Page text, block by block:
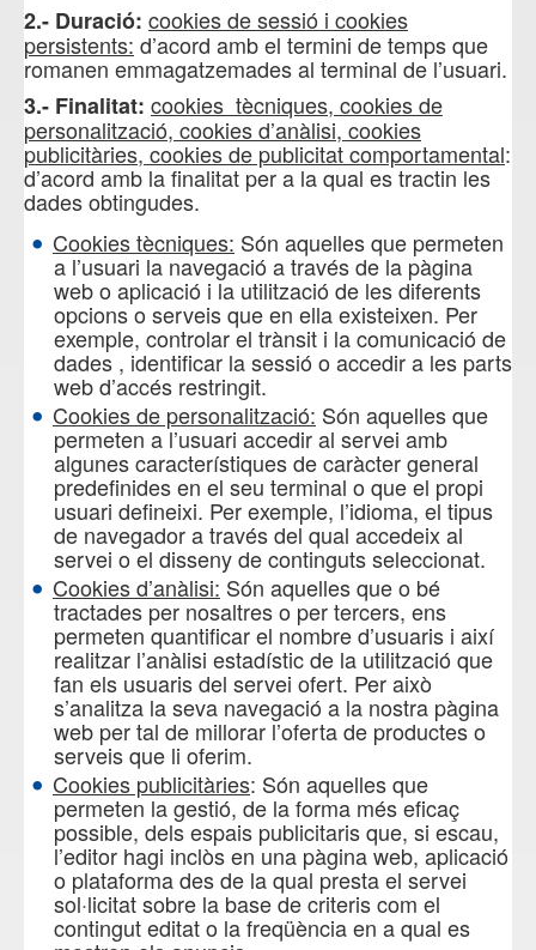
2.- Duració: cookies de sessió i cookies
persistents: d’acord amb el termini de temps que
romanen emmagatzemades al terminal de l’usuari.
3.- Finalitat: cookies tècniques, cookies de
personalització, cookies d’anàlisi, cookies
publicitàries, cookies de publicitat comportamental:
d’acord amb la finalitat per a la qual es tractin les
dades obtingudes.
Cookies tècniques: Són aquelles que permeten
a l’usuari la navegació a través de la pàgina
web o aplicació i la utilització de les diferents
opcions o serveis que en ella existeixen. Per
exemple, controlar el trànsit i la comunicació de
dades , identificar la sessió o accedir a les parts
web d’accés restringit.
Cookies de personalització: Són aquelles que
permeten a l’usuari accedir al servei amb
algunes característiques de caràcter general
predefinides en el seu terminal o que el propi
usuari defineixi. Per exemple, l’idioma, el tipus
de navegador a través del qual accedeix al
servei o el disseny de continguts seleccionat.
Cookies d’anàlisi: Són aquelles que o bé
tractades per nosaltres o per tercers, ens
permeten quantificar el nombre d’usuaris i així
realitzar l’anàlisi estadístic de la utilització que
fan els usuaris del servei ofert. Per això
s’analitza la seva navegació a la nostra pàgina
web per tal de millorar l’oferta de productes o
serveis que li oferim.
Cookies publicitàries: Són aquelles que
permeten la gestió, de la forma més eficaç
possible, dels espais publicitaris que, si escau,
l’editor hagi inclòs en una pàgina web, aplicació
o plataforma des de la qual presta el servei
sol·licitat sobre la base de criteris com el
contingut editat o la freqüència en a qual es